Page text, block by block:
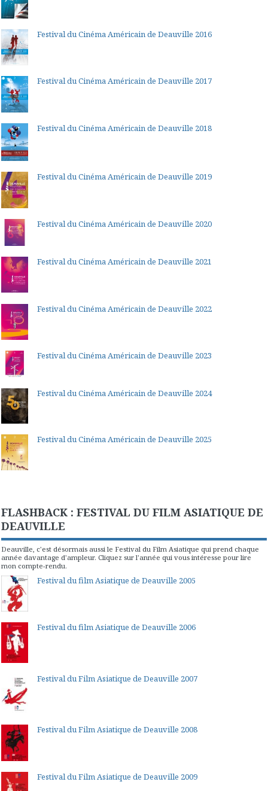
Festival du Cinéma Américain de Deauville 2016
Festival du Cinéma Américain de Deauville 2017
Festival du Cinéma Américain de Deauville 2018
Festival du Cinéma Américain de Deauville 2019
Festival du Cinéma Américain de Deauville 2020
Festival du Cinéma Américain de Deauville 2021
Festival du Cinéma Américain de Deauville 2022
Festival du Cinéma Américain de Deauville 2023
Festival du Cinéma Américain de Deauville 2024
Festival du Cinéma Américain de Deauville 2025
FLASHBACK : FESTIVAL DU FILM ASIATIQUE DE
DEAUVILLE
Deauville, c'est désormais aussi le Festival du Film Asiatique qui prend chaque
année davantage d'ampleur. Cliquez sur l'année qui vous intéresse pour lire
mon compte-rendu.
Festival du film Asiatique de Deauville 2005
Festival du film Asiatique de Deauville 2006
Festival du Film Asiatique de Deauville 2007
Festival du Film Asiatique de Deauville 2008
Festival du Film Asiatique de Deauville 2009